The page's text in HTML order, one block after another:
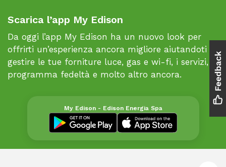
Scarica l’app My Edison
Da oggi l’app My Edison ha un nuovo look per
offrirti un’esperienza ancora migliore aiutandoti a
gestire le tue forniture luce, gas e wi-fi, i servizi, il
programma fedeltà e molto altro ancora.
My Edison - Edison Energia Spa